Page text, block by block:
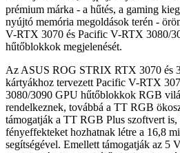
prémium márka - a hűtés, a gaming
nyújtó memória megoldások terén -
V-RTX 3070 és Pacific V-RTX 3080/
hűtőblokkok megjelenését.
Az ASUS ROG STRIX RTX 3070 és
kártyákhoz tervezett Pacific V-RTX
3080/3090 GPU hűtőblokkok RGB
rendelkeznek, továbbá a TT RGB
támogatják a TT RGB Plus szoftvert
fényeffekteket hozhatnak létre a 16,8
segítségével. Emellett támogatják az 5